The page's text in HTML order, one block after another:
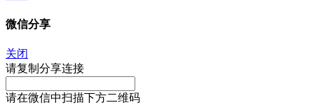
微信分享
关闭
请复制分享连接
请在微信中扫描下方二维码